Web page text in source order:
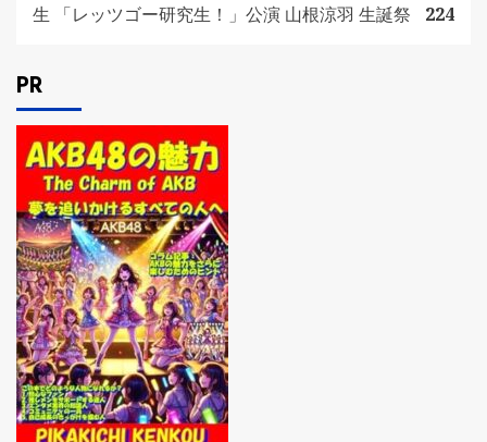
生 「レッツゴー研究生！」公演 山根涼羽 生誕祭
224
PR